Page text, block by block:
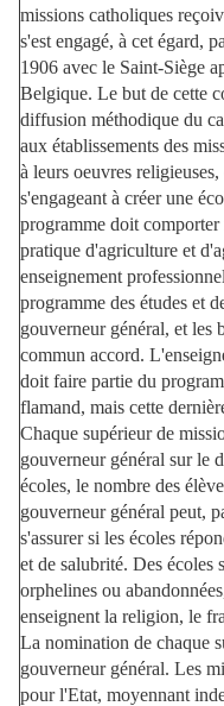
missions catholiques
s'est engagé, à cet égard,
1906 avec le Saint-Siège
Belgique. Le but de cette
diffusion méthodique du
aux établissements des
à leurs oeuvres
s'engageant à créer une
programme doit
pratique d'agriculture et
enseignement
programme des études et
gouverneur général, et les
commun accord.
doit faire partie du
flamand, mais cette
Chaque supérieur de
gouverneur général sur le
écoles, le nombre des
gouverneur général peut,
s'assurer si les écoles
et de salubrité. Des écoles
orphelines ou
enseignent la religion, le
La nomination de chaque
gouverneur général. Les
pour l'Etat, moyennant